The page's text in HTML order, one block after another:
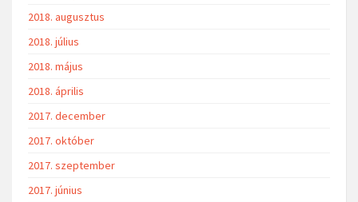
2018. augusztus
2018. július
2018. május
2018. április
2017. december
2017. október
2017. szeptember
2017. június